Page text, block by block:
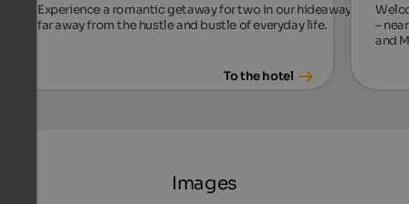
Experience a romantic getaway for two in our hideaway,
far away from the hustle and bustle of everyday life.
To the hotel
–
and
Images